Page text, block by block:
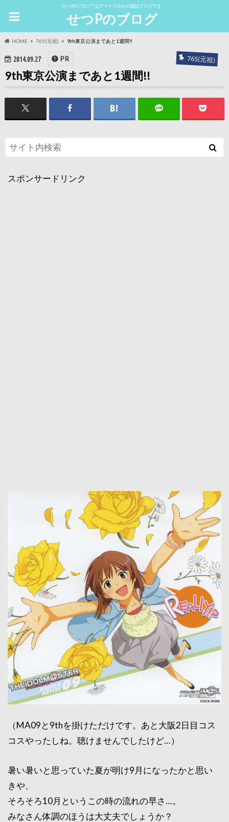
"せつPのブログ"はアイマス中心の雑記ブログです
せつPのブログ
HOME 765(元祖) 9th東京公演まであと1週間!!
2014.09.27 765(元祖)
PR
9th東京公演まであと1週間!!
スポンサードリンク
（MA09と9thを掛けただけです。あと大阪2日目コス
コスやったしね。聴けませんでしたけど…）
暑い暑いと思っていた夏が明け9月になったかと思い
きや、
そろそろ10月というこの時の流れの早さ…。
みなさん体調のほうは大丈夫でしょうか？